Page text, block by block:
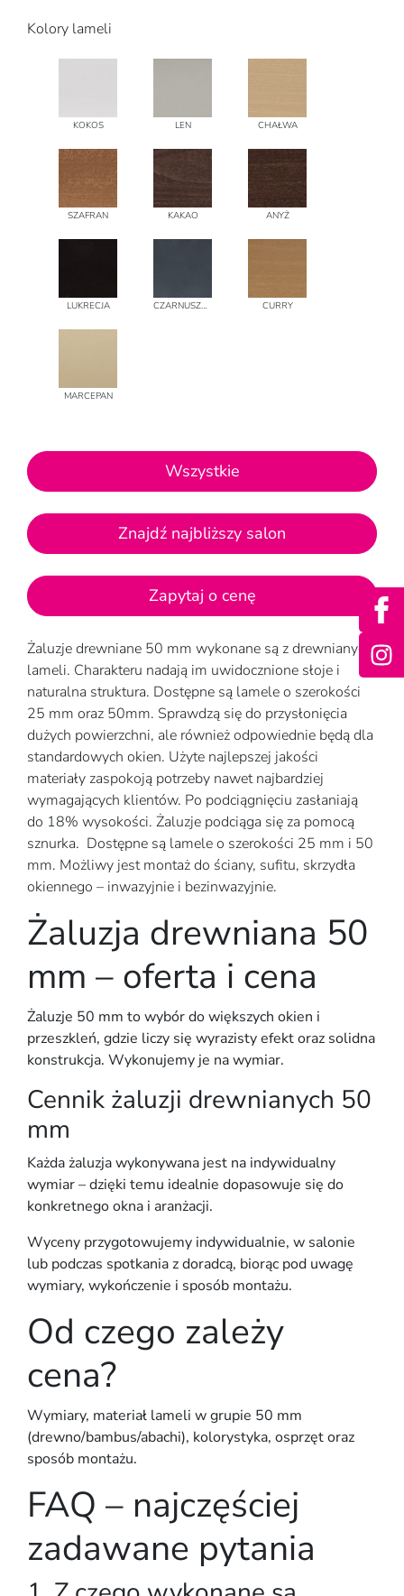
Kolory lameli
KOKOS LEN CHAŁWA
SZAFRAN KAKAO ANYŻ
LUKRECJA CZARNUSZKA CURRY
MARCEPAN
Wszystkie
Znajdź najbliższy salon
Zapytaj o cenę
Żaluzje drewniane 50 mm wykonane są z drewnianych
lameli. Charakteru nadają im uwidocznione słoje i
naturalna struktura. Dostępne są lamele o szerokości
25 mm oraz 50mm. Sprawdzą się do przysłonięcia
dużych powierzchni, ale również odpowiednie będą dla
standardowych okien. Użyte najlepszej jakości
materiały zaspokoją potrzeby nawet najbardziej
wymagających klientów. Po podciągnięciu zasłaniają
do 18% wysokości. Żaluzje podciąga się za pomocą
sznurka. Dostępne są lamele o szerokości 25 mm i 50
mm. Możliwy jest montaż do ściany, sufitu, skrzydła
okiennego – inwazyjnie i bezinwazyjnie.
Żaluzja drewniana 50
mm – oferta i cena
Żaluzje 50 mm to wybór do większych okien i
przeszkleń, gdzie liczy się wyrazisty efekt oraz solidna
konstrukcja. Wykonujemy je na wymiar.
Cennik żaluzji drewnianych 50
mm
Każda żaluzja wykonywana jest na indywidualny
wymiar – dzięki temu idealnie dopasowuje się do
konkretnego okna i aranżacji.
Wyceny przygotowujemy indywidualnie, w salonie
lub podczas spotkania z doradcą, biorąc pod uwagę
wymiary, wykończenie i sposób montażu.
Od czego zależy
cena?
Wymiary, materiał lameli w grupie 50 mm
(drewno/bambus/abachi), kolorystyka, osprzęt oraz
sposób montażu.
FAQ – najczęściej
zadawane pytania